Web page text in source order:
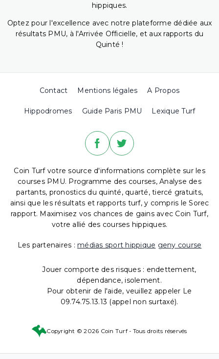
hippiques.
Optez pour l'excellence avec notre plateforme dédiée aux
résultats PMU, à l'Arrivée Officielle, et aux rapports du
Quinté !
Contact Mentions légales A Propos
Hippodromes Guide Paris PMU Lexique Turf
Coin Turf votre source d'informations complète sur les
courses PMU. Programme des courses, Analyse des
partants, pronostics du quinté, quarté, tiercé gratuits,
ainsi que les résultats et rapports turf, y compris le Sorec
rapport. Maximisez vos chances de gains avec Coin Turf,
votre allié des courses hippiques.
Les partenaires : médias sport hippique geny course
Jouer comporte des risques : endettement,
dépendance, isolement.
Pour obtenir de l'aide, veuillez appeler Le
09.74.75.13.13 (appel non surtaxé).
Copyright © 2026 Coin Turf - Tous droits réservés